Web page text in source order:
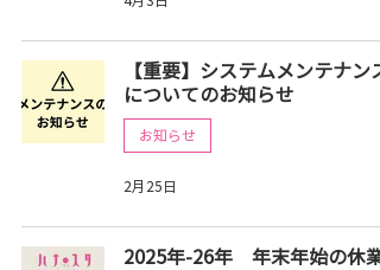
【重要】システムメンテナンス
についてのお知らせ
お知らせ
2月25日
2025年-26年 年末年始の休業